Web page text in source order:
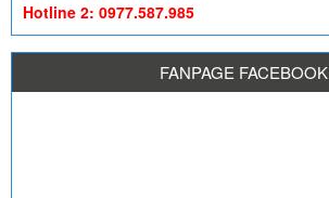
Hotline 2: 0977.587.985
FANPAGE FACEBOOK